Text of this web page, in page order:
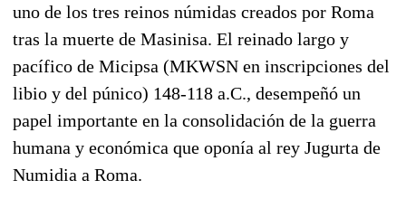
uno de los tres reinos númidas creados por Roma
tras la muerte de Masinisa. El reinado largo y
pacífico de Micipsa (MKWSN en inscripciones del
libio y del púnico) 148-118 a.C., desempeñó un
papel importante en la consolidación de la guerra
humana y económica que oponía al rey Jugurta de
Numidia a Roma.